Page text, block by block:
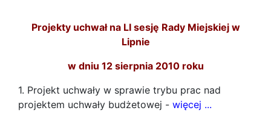
Projekty uchwał na LI sesję Rady Miejskiej w
Lipnie
w dniu 12 sierpnia 2010 roku
1. Projekt uchwały w sprawie trybu prac nad
projektem uchwały budżetowej - więcej ...